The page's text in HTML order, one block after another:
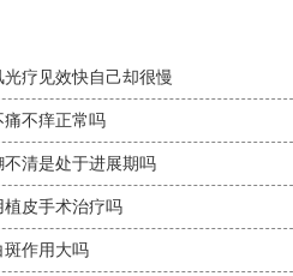
疗见效快自己却很慢
痛不痒正常吗
清是处于进展期吗
皮手术治疗吗
斑作用大吗